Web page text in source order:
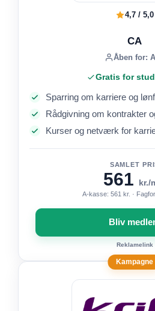
4,7 / 5,0
CA
Åben for:
Gratis for
Sparring om karriere og
Rådgivning om kontrakter
Kurser og netværk for
SAMLET
561 kr./
A-kasse: 561 kr. ·
Bliv
Reklamelink
Kampagne